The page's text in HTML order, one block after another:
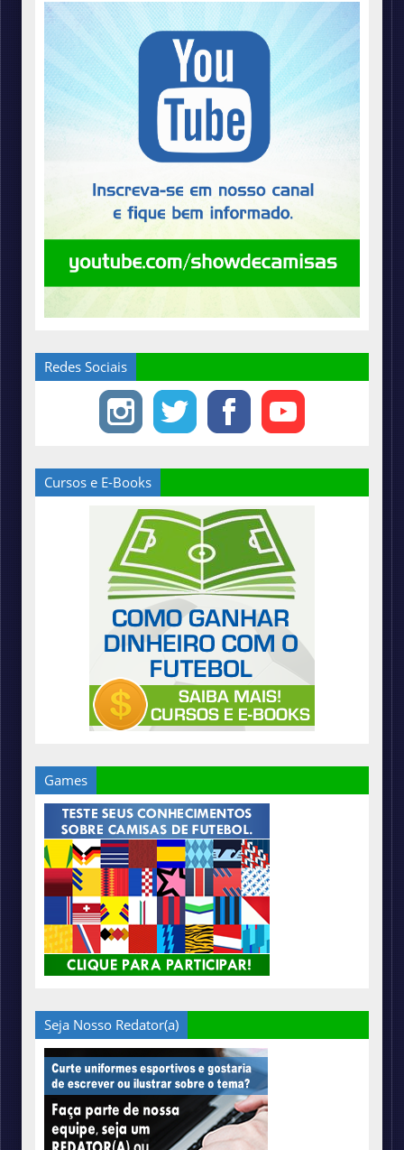
Redes Sociais
Cursos e E-Books
Games
Seja Nosso Redator(a)